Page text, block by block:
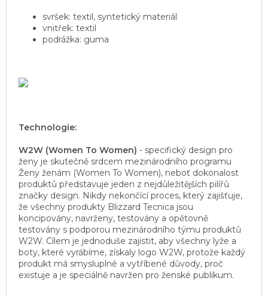
svršek: textil, syntetický materiál
vnitřek: textil
podrážka: guma
Technologie:
W2W (Women To Women) - specifický design pro
ženy je skutečně srdcem mezinárodního programu
Ženy ženám (Women To Women), neboť dokonalost
produktů představuje jeden z nejdůležitějších pilířů
značky design. Nikdy nekončící proces, který zajišťuje,
že všechny produkty Blizzard Tecnica jsou
koncipovány, navrženy, testovány a opětovně
testovány s podporou mezinárodního týmu produktů
W2W. Cílem je jednoduše zajistit, aby všechny lyže a
boty, které vyrábíme, získaly logo W2W, protože každý
produkt má smysluplné a vytříbené důvody, proč
existuje a je speciálně navržen pro ženské publikum.